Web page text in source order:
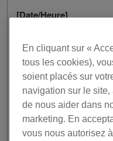
[Date/Heure]
Veuillez nous excuser
pourrait causer.
Merci de votre
En cliquant sur «
tous les cookies),
soient placés sur
navigation sur le
de nous aider dans
marketing. En
vous nous autorisez